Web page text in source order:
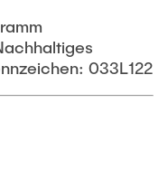
033L122